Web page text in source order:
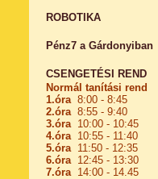
ROBOTIKA
Pénz7 a Gárdonyiban
CSENGETÉSI REND
Normál tanítási rend
1.óra8:00 - 8:45
2.óra8:55 - 9:40
3.óra 10:00 - 10:45
4.óra10:55 - 11:40
5.óra11:50 - 12:35
6.óra 12:45 - 13:30
7.óra14:00 - 14.45